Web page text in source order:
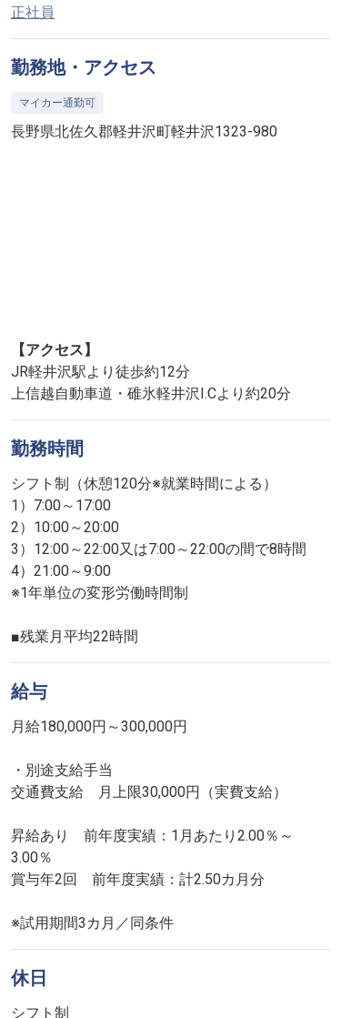
正社員
勤務地・アクセス
マイカー通勤可
長野県北佐久郡軽井沢町軽井沢1323-980
【アクセス】
JR軽井沢駅より徒歩約12分
上信越自動車道・碓氷軽井沢I.Cより約20分
勤務時間
シフト制（休憩120分※就業時間による）
1）7:00～17:00
2）10:00～20:00
3）12:00～22:00又は7:00～22:00の間で8時間
4）21:00～9:00
※1年単位の変形労働時間制
■残業月平均22時間
給与
月給180,000円～300,000円
・別途支給手当
交通費支給 月上限30,000円（実費支給）
昇給あり 前年度実績：1月あたり2.00％～
3.00％
賞与年2回 前年度実績：計2.50カ月分
※試用期間3カ月／同条件
休日
シフト制